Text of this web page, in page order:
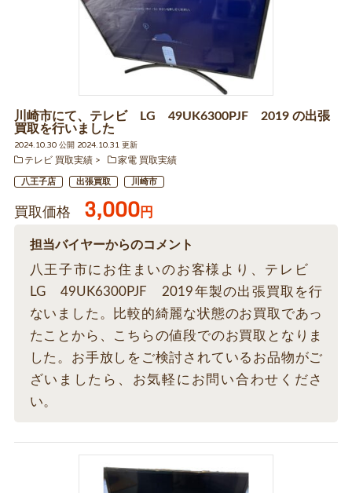
川崎市にて、テレビ LG 49UK6300PJF 2019 の出張
買取を行いました
2024.10.30 公開 2024.10.31 更新
テレビ 買取実績
家電 買取実績
八王子店 出張買取 川崎市
買取価格 3,000円
担当バイヤーからのコメント
八王子市にお住まいのお客様より、テレビ
LG 49UK6300PJF 2019年製の出張買取を行
ないました。比較的綺麗な状態のお買取であっ
たことから、こちらの値段でのお買取となりま
した。お手放しをご検討されているお品物がご
ざいましたら、お気軽にお問い合わせくださ
い。